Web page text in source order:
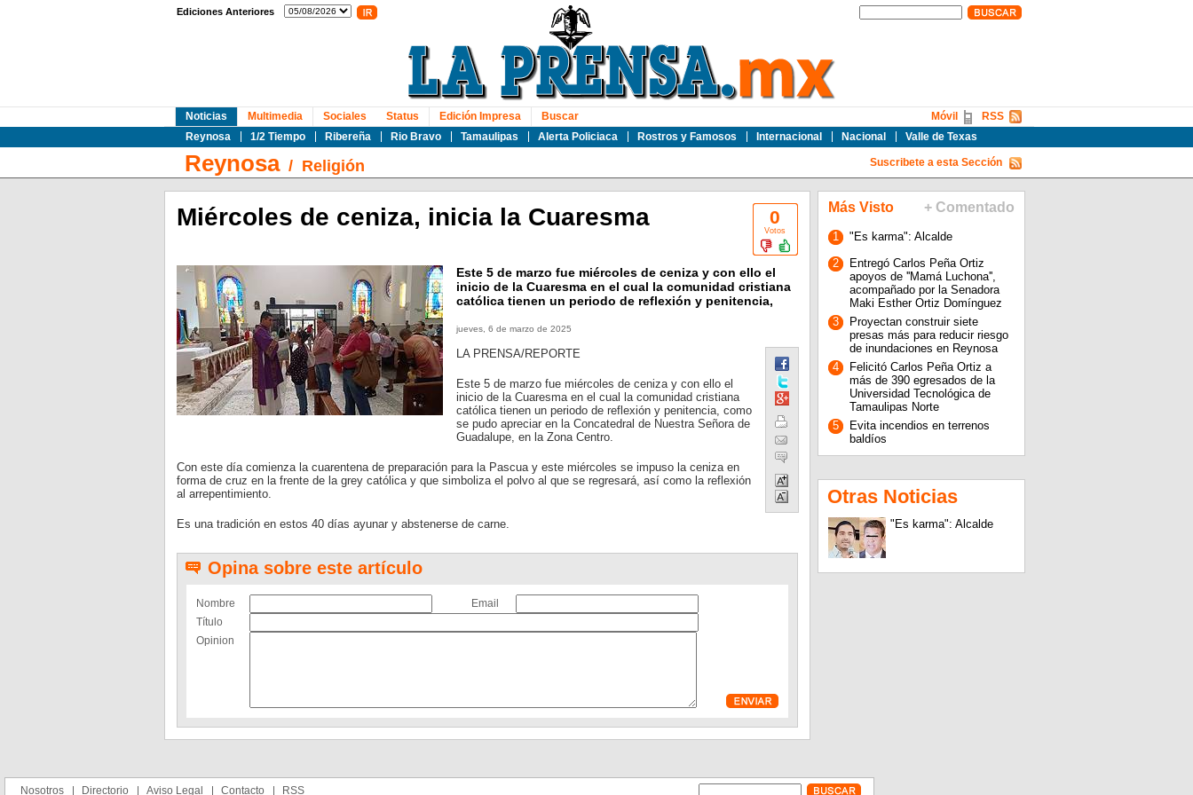
Ediciones Anteriores
Noticias
Reynosa
1/2 Tiempo Ribereña Rio Bravo Tamaulipas Alerta Policiaca Rostros y Famosos Internacional Nacional Valle de Texas
Multimedia Sociales Status Edición Impresa Buscar RSS
Móvil
Reynosa/ Religión Suscribete a esta Sección
0
Votos
Miércoles de ceniza, inicia la Cuaresma
Este 5 de marzo fue miércoles de ceniza y con ello el
inicio de la Cuaresma en el cual la comunidad cristiana
católica tienen un periodo de reflexión y penitencia,
jueves, 6 de marzo de 2025
LA PRENSA/REPORTE
Este 5 de marzo fue miércoles de ceniza y con ello el
inicio de la Cuaresma en el cual la comunidad cristiana
católica tienen un periodo de reflexión y penitencia, como
se pudo apreciar en la Concatedral de Nuestra Señora de
Guadalupe, en la Zona Centro.
Con este día comienza la cuarentena de preparación para la Pascua y este miércoles se impuso la ceniza en
forma de cruz en la frente de la grey católica y que simboliza el polvo al que se regresará, así como la reflexión
al arrepentimiento.
Es una tradición en estos 40 días ayunar y abstenerse de carne.
Opina sobre este artículo
Nombre
Email
Título
Opinion
Más Visto + Comentado
1
"Es karma": Alcalde
2
Entregó Carlos Peña Ortiz
apoyos de ''Mamá Luchona'',
acompañado por la Senadora
Maki Esther Ortiz Domínguez
3
Proyectan construir siete
presas más para reducir riesgo
de inundaciones en Reynosa
4
Felicitó Carlos Peña Ortiz a
más de 390 egresados de la
Universidad Tecnológica de
Tamaulipas Norte
5
Evita incendios en terrenos
baldíos
Otras Noticias
"Es karma": Alcalde
Nosotros Directorio Aviso Legal Contacto RSS